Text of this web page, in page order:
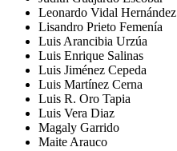
Leonardo Vidal Hernández
Lisandro Prieto Femenía
Luis Arancibia Urzúa
Luis Enrique Salinas
Luis Jiménez Cepeda
Luis Martínez Cerna
Luis R. Oro Tapia
Luis Vera Diaz
Magaly Garrido
Maite Arauco